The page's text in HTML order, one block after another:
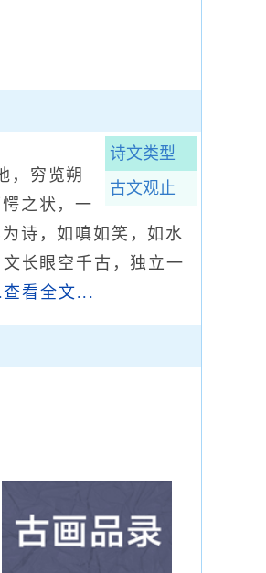
诗文类型
古文观止
，穷览朔
之状，一
诗，如嗔如笑，如水
长眼空千古，独立一
看全文...